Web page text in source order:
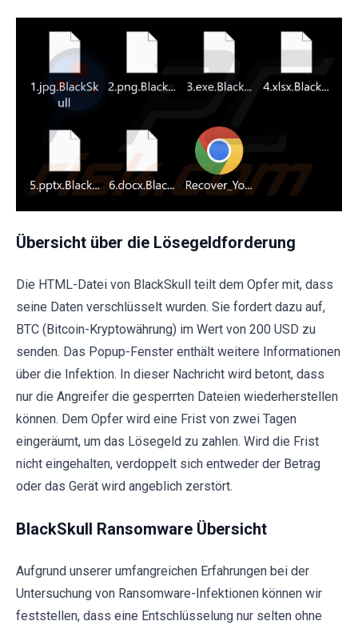
Übersicht über die Lösegeldforderung
Die HTML-Datei von BlackSkull teilt dem Opfer mit, dass
seine Daten verschlüsselt wurden. Sie fordert dazu auf,
BTC (Bitcoin-Kryptowährung) im Wert von 200 USD zu
senden. Das Popup-Fenster enthält weitere Informationen
über die Infektion. In dieser Nachricht wird betont, dass
nur die Angreifer die gesperrten Dateien wiederherstellen
können. Dem Opfer wird eine Frist von zwei Tagen
eingeräumt, um das Lösegeld zu zahlen. Wird die Frist
nicht eingehalten, verdoppelt sich entweder der Betrag
oder das Gerät wird angeblich zerstört.
BlackSkull Ransomware Übersicht
Aufgrund unserer umfangreichen Erfahrungen bei der
Untersuchung von Ransomware-Infektionen können wir
feststellen, dass eine Entschlüsselung nur selten ohne